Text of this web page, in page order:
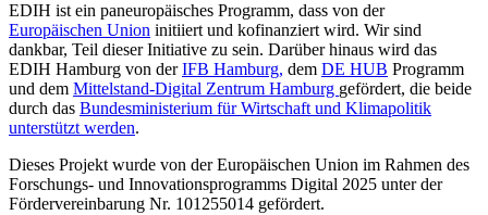
EDIH ist ein paneuropäisches Programm, dass von der
Europäischen Union initiiert und kofinanziert wird. Wir sind
dankbar, Teil dieser Initiative zu sein. Darüber hinaus wird das
EDIH Hamburg von derIFB Hamburg, dem DE HUB Programm
und dem Mittelstand-Digital Zentrum Hamburg gefördert, die beide
durch das Bundesministerium für Wirtschaft und Klimapolitik
unterstützt werden.
Dieses Projekt wurde von der Europäischen Union im Rahmen des
Forschungs- und Innovationsprogramms Digital 2025 unter der
Fördervereinbarung Nr. 101255014 gefördert.